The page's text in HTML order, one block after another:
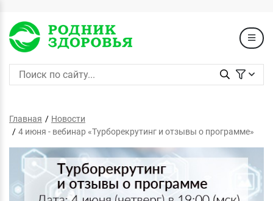
Главная
Новости
4 июня - вебинар «Турборекрутинг и отзывы о программе»